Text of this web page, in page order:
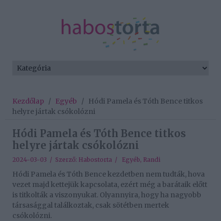
Kezdőlap / Egyéb / Hódi Pamela és Tóth Bence titkos
helyre jártak csókolózni
Hódi Pamela és Tóth Bence titkos
helyre jártak csókolózni
2024-03-03 / Szerző: Habostorta / Egyéb, Randi
Hódi Pamela és Tóth Bence kezdetben nem tudták, hova
vezet majd kettejük kapcsolata, ezért még a barátaik előtt
is titkolták a viszonyukat. Olyannyira, hogy ha nagyobb
társasággal találkoztak, csak sötétben mertek
csókolózni.